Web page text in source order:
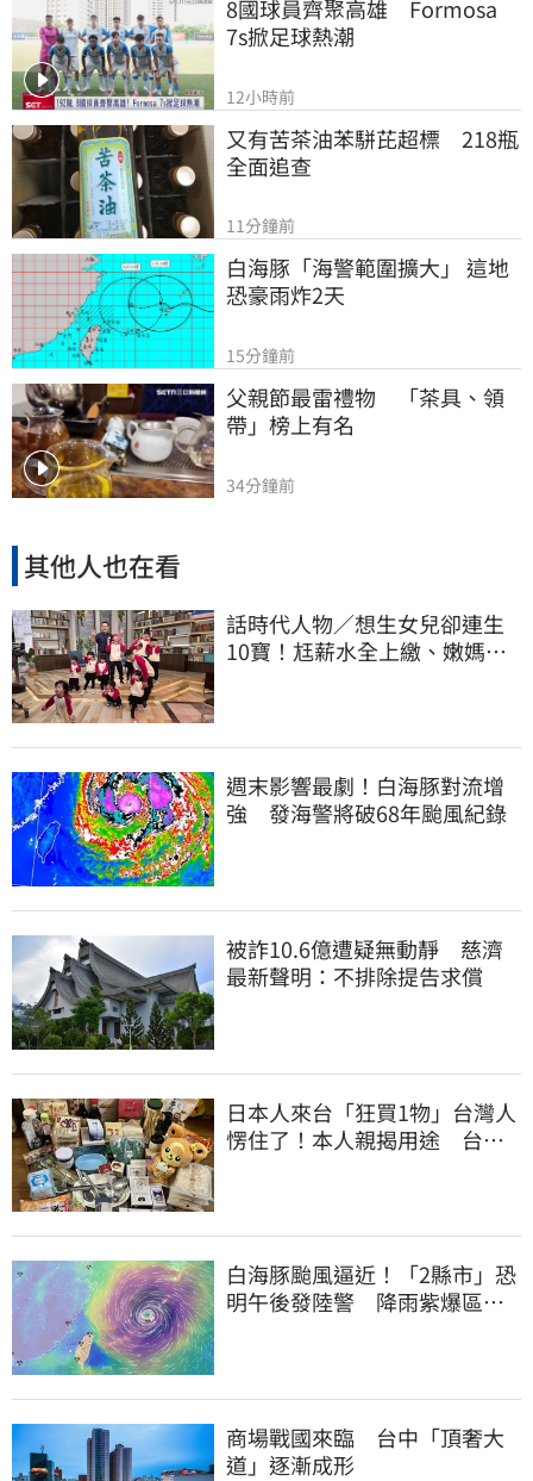
8國球員齊聚高雄　Formosa
7s掀足球熱潮
12小時前
又有苦茶油苯駢芘超標　218瓶
全面追查
11分鐘前
白海豚「海警範圍擴大」 這地
恐豪雨炸2天
15分鐘前
父親節最雷禮物　「茶具、領
帶」榜上有名
34分鐘前
其他人也在看
話時代人物／想生女兒卻連生
10寶！尪薪水全上繳、嫩媽吐
週末影響最劇！白海豚對流增
強 發海警將破68年颱風紀錄
被詐10.6億遭疑無動靜 慈濟
最新聲明：不排除提告求償
日本人來台「狂買1物」台灣人
愣住了！本人親揭用途 台網
白海豚颱風逼近！「2縣市」恐
明午後發陸警 降雨紫爆區域
商場戰國來臨 台中「頂奢大
道」逐漸成形